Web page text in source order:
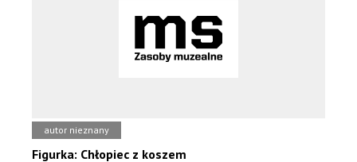
autor nieznany
Figurka: Chłopiec z koszem